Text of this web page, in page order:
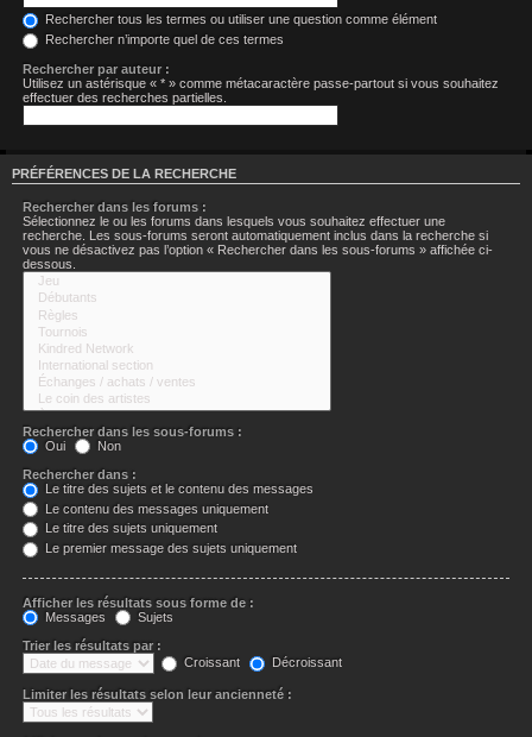
Rechercher tous les termes ou utiliser une question comme élément
Rechercher n’importe quel de ces termes
Rechercher par auteur :
Utilisez un astérisque « * » comme métacaractère passe-partout si vous souhaitez
effectuer des recherches partielles.
PRÉFÉRENCES DE LA RECHERCHE
Rechercher dans les forums :
Sélectionnez le ou les forums dans lesquels vous souhaitez effectuer une
recherche. Les sous-forums seront automatiquement inclus dans la recherche si
vous ne désactivez pas l’option « Rechercher dans les sous-forums » affichée ci-
dessous.
Rechercher dans les sous-forums :
Oui
Non
Rechercher dans :
Le titre des sujets et le contenu des messages
Le contenu des messages uniquement
Le titre des sujets uniquement
Le premier message des sujets uniquement
Afficher les résultats sous forme de :
Messages
Sujets
Trier les résultats par :
Croissant
Décroissant
Limiter les résultats selon leur ancienneté :